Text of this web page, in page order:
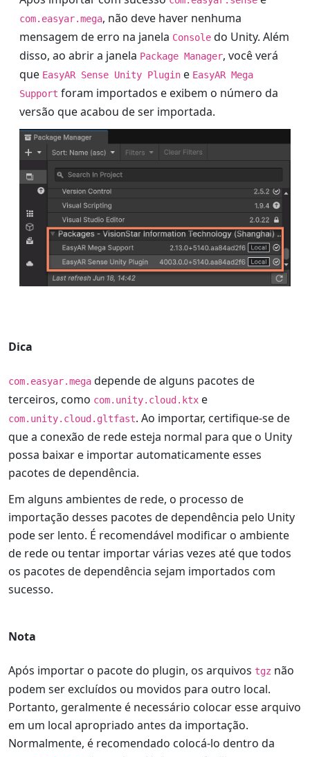
com.easyar.mega, não deve haver nenhuma
mensagem de erro na janela Console do Unity. Além
disso, ao abrir a janela Package Manager, você verá
que EasyAR Sense Unity Plugin e EasyAR Mega
Support foram importados e exibem o número da
versão que acabou de ser importada.
Dica
com.easyar.mega depende de alguns pacotes de
terceiros, como com.unity.cloud.ktx e
com.unity.cloud.gltfast. Ao importar, certifique-se de
que a conexão de rede esteja normal para que o Unity
possa baixar e importar automaticamente esses
pacotes de dependência.
Em alguns ambientes de rede, o processo de
importação desses pacotes de dependência pelo Unity
pode ser lento. É recomendável modificar o ambiente
de rede ou tentar importar várias vezes até que todos
os pacotes de dependência sejam importados com
sucesso.
Nota
Após importar o pacote do plugin, os arquivos tgz não
podem ser excluídos ou movidos para outro local.
Portanto, geralmente é necessário colocar esse arquivo
em um local apropriado antes da importação.
Normalmente, é recomendado colocá-lo dentro da